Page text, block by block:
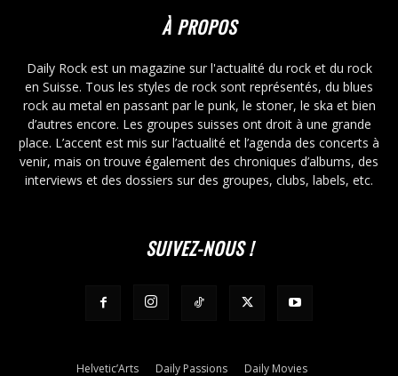
À PROPOS
Daily Rock est un magazine sur l'actualité du rock et du rock
en Suisse. Tous les styles de rock sont représentés, du blues
rock au metal en passant par le punk, le stoner, le ska et bien
d’autres encore. Les groupes suisses ont droit à une grande
place. L’accent est mis sur l’actualité et l’agenda des concerts à
venir, mais on trouve également des chroniques d’albums, des
interviews et des dossiers sur des groupes, clubs, labels, etc.
SUIVEZ-NOUS !
Helvetic’Arts Daily Passions Daily Movies